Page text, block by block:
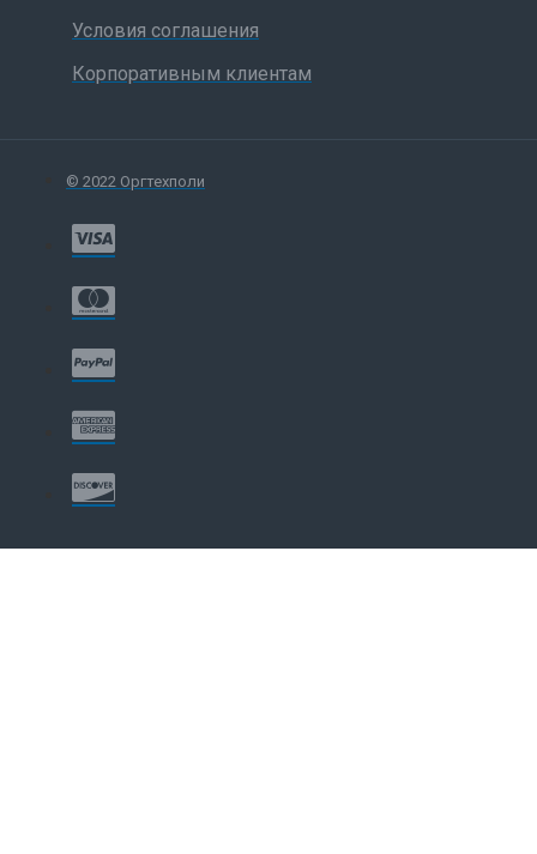
Условия соглашения
Корпоративным клиентам
© 2022 Оргтехполи